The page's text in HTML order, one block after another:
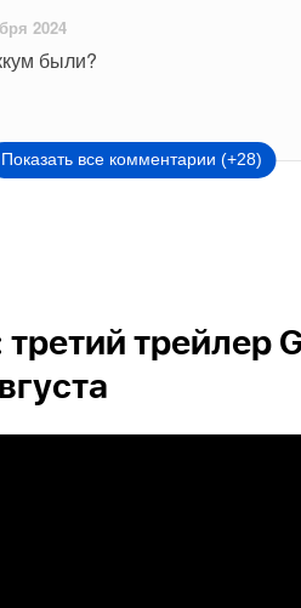
2024
были?
Показать все комментарии (+28)
трейлер